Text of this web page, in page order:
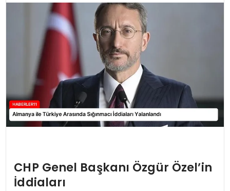
CHP Genel Başkanı Özgür Özel’in
İddiaları